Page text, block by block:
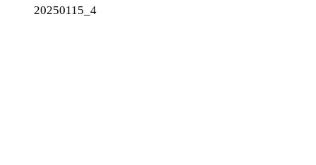
20250115_4